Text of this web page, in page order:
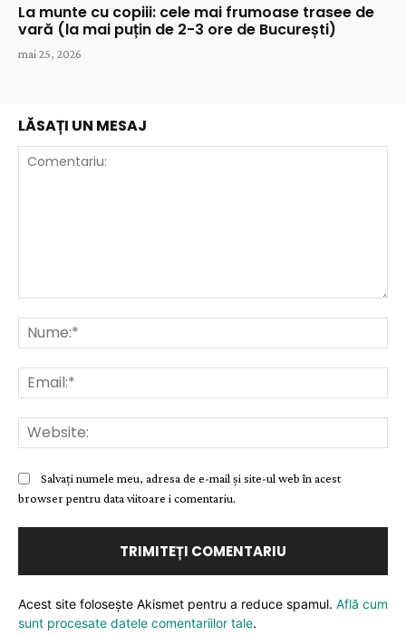
La munte cu copiii: cele mai frumoase trasee de
vară (la mai puțin de 2-3 ore de București)
mai 25, 2026
LĂSAȚI UN MESAJ
Salvați numele meu, adresa de e-mail și site-ul web în acest
browser pentru data viitoare i comentariu.
Acest site folosește Akismet pentru a reduce spamul. Află cum
sunt procesate datele comentariilor tale.